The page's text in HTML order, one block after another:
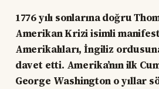
1776 yılı sonlarına doğru
Amerikan Krizi isimli
Amerikalıları, İngiliz
davet etti. Amerika’nın ilk
George Washington o yıllar